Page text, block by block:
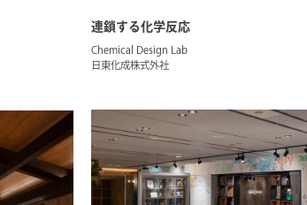
連鎖する化学反応
Chemical Design Lab
日東化成株式外社